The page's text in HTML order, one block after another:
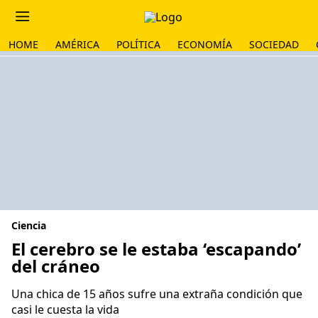
HOME AMÉRICA POLÍTICA ECONOMÍA SOCIEDAD
Ciencia
El cerebro se le estaba ‘escapando’
del cráneo
Una chica de 15 años sufre una extraña condición que
casi le cuesta la vida